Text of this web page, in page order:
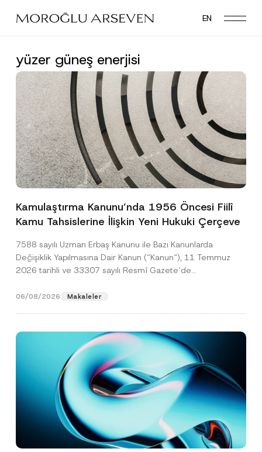
main
EN
yüzer güneş enerjisi
Kamulaştırma Kanunu’nda 1956 Öncesi Fiilî
Kamu Tahsislerine İlişkin Yeni Hukuki Çerçeve
7588 sayılı Uzman Erbaş Kanunu ile Bazı Kanunlarda
Değişiklik Yapılmasına Dair Kanun (“Kanun“), 11 Temmuz
2026 tarihli ve 33307 sayılı Resmî Gazete’de
06/08/2026 Makaleler